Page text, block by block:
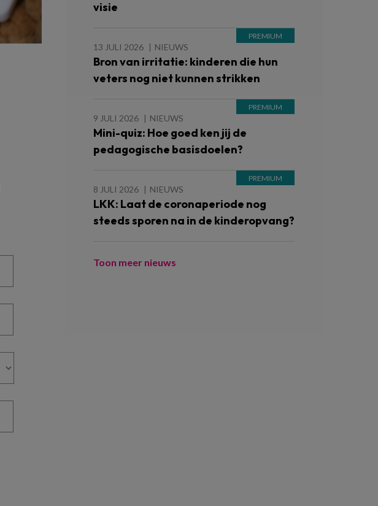
visie
13 JULI 2026 NIEUWS
Bron van irritatie: kinderen die hun
veters nog niet kunnen strikken
9 JULI 2026 NIEUWS
Mini-quiz: Hoe goed ken jij de
pedagogische basisdoelen?
8 JULI 2026 NIEUWS
LKK: Laat de coronaperiode nog
steeds sporen na in de kinderopvang?
Toon meer nieuws